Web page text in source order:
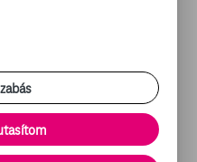
másik ágon
egymással kedden
Franciaország-